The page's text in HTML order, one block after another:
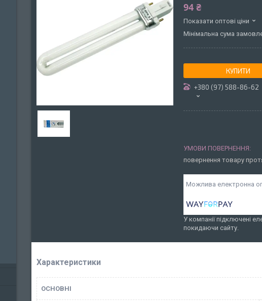
94 ₴
Показати оптові ціни
Мінімальна сума
КУПИТИ
+380 (97) 588-86-62
повернення товару
У компанії підключені
покидаючи сайту.
Характеристики
ОСНОВНІ